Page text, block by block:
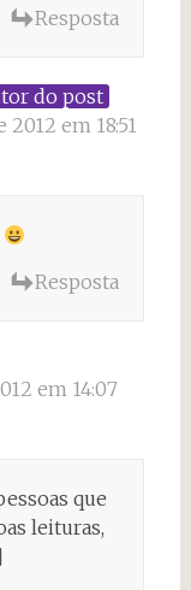
Resposta
do post
em 18:51
Resposta
em 14:07
que
leituras,